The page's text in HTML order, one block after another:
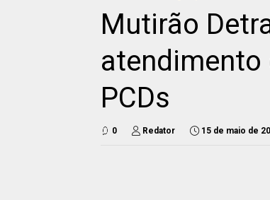
Mutirão
atendimento
PCDs
0 Redator 15 de maio de